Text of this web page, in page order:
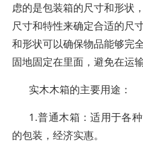
虑的是包装箱的尺寸和形状
尺寸和特性来确定合适的尺
和形状可以确保物品能够完
固地固定在里面，避免在运
实木木箱的主要用途：
1.普通木箱：适用于各
的包装，经济实惠。